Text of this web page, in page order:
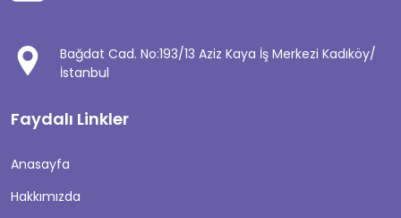
Bağdat Cad. No:193/13 Aziz Kaya İş Merkezi Kadıköy/
İstanbul
Faydalı Linkler
Anasayfa
Hakkımızda